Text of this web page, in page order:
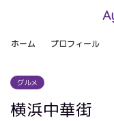
ホーム プロフィール
グルメ
横浜中華街